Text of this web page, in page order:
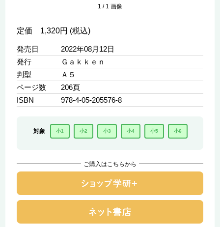
1 / 1 画像
定価 1,320円 (税込)
発売日
2022年08月12日
発行
Ｇａｋｋｅｎ
判型
Ａ５
ページ数
206頁
ISBN
978-4-05-205576-8
対象 小1 小2 小3 小4 小5 小6
ご購入はこちらから